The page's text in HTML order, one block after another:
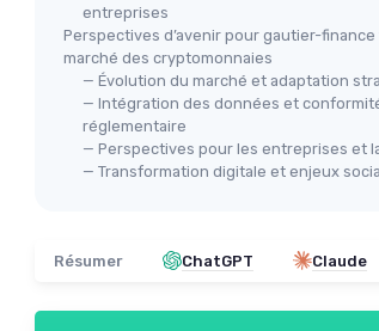
entreprises
Perspectives d’avenir pour gautier-
marché des cryptomonnaies
— Évolution du marché et adaptation
— Intégration des données et
réglementaire
— Perspectives pour les entreprises et
— Transformation digitale et enjeux
Résumer ChatGPT Claude